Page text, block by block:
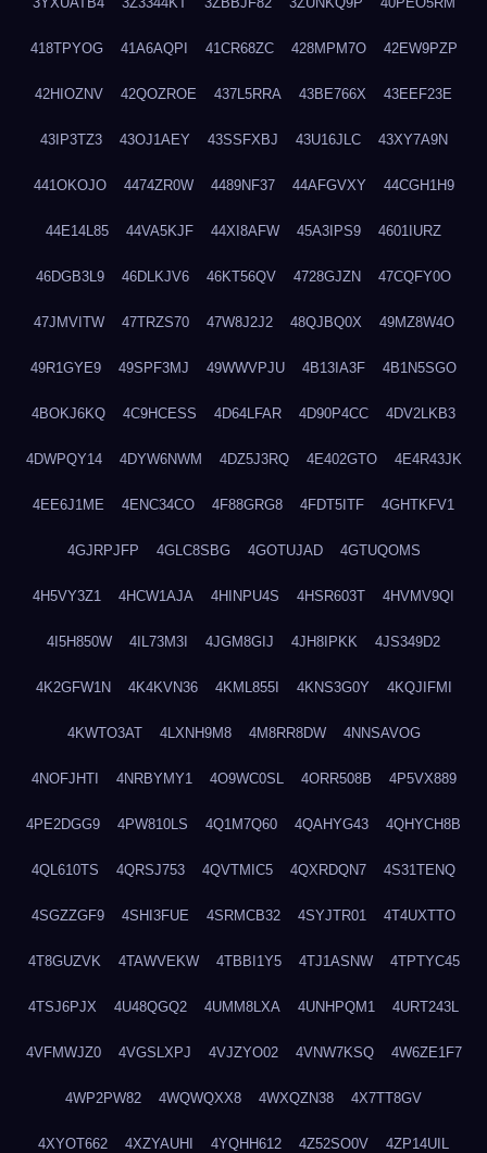
418TPYOG 41A6AQPI 41CR68ZC 428MPM7O 42EW9PZP
42HIOZNV 42QOZROE 437L5RRA 43BE766X 43EEF23E
43IP3TZ3 43OJ1AEY 43SSFXBJ 43U16JLC 43XY7A9N
441OKOJO 4474ZR0W 4489NF37 44AFGVXY 44CGH1H9
44E14L85 44VA5KJF 44XI8AFW 45A3IPS9 4601IURZ
46DGB3L9 46DLKJV6 46KT56QV 4728GJZN 47CQFY0O
47JMVITW 47TRZS70 47W8J2J2 48QJBQ0X 49MZ8W4O
49R1GYE9 49SPF3MJ 49WWVPJU 4B13IA3F 4B1N5SGO
4BOKJ6KQ 4C9HCESS 4D64LFAR 4D90P4CC 4DV2LKB3
4DWPQY14 4DYW6NWM 4DZ5J3RQ 4E402GTO 4E4R43JK
4EE6J1ME 4ENC34CO 4F88GRG8 4FDT5ITF 4GHTKFV1
4GJRPJFP 4GLC8SBG 4GOTUJAD 4GTUQOMS
4H5VY3Z1 4HCW1AJA 4HINPU4S 4HSR603T 4HVMV9QI
4I5H850W 4IL73M3I 4JGM8GIJ 4JH8IPKK 4JS349D2
4K2GFW1N 4K4KVN36 4KML855I 4KNS3G0Y 4KQJIFMI
4KWTO3AT 4LXNH9M8 4M8RR8DW 4NNSAVOG
4NOFJHTI 4NRBYMY1 4O9WC0SL 4ORR508B 4P5VX889
4PE2DGG9 4PW810LS 4Q1M7Q60 4QAHYG43 4QHYCH8B
4QL610TS 4QRSJ753 4QVTMIC5 4QXRDQN7 4S31TENQ
4SGZZGF9 4SHI3FUE 4SRMCB32 4SYJTR01 4T4UXTTO
4T8GUZVK 4TAWVEKW 4TBBI1Y5 4TJ1ASNW 4TPTYC45
4TSJ6PJX 4U48QGQ2 4UMM8LXA 4UNHPQM1 4URT243L
4VFMWJZ0 4VGSLXPJ 4VJZYO02 4VNW7KSQ 4W6ZE1F7
4WP2PW82 4WQWQXX8 4WXQZN38 4X7TT8GV
4XYOT662 4XZYAUHI 4YQHH612 4Z52SO0V 4ZP14UIL